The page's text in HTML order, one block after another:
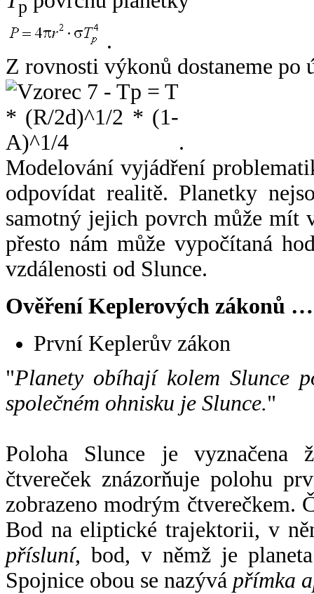
p
.
Z rovnosti výkonů dostaneme po
.
Modelování vyjádření
odpovídat realitě. Planetky
samotný jejich povrch může mít
přesto nám může vypočítaná
vzdálenosti od Slunce.
Ověření Keplerových zákonů …
První Keplerův zákon
"Planety obíhají kolem Slunce
společném ohnisku je Slunce."
Poloha Slunce je vyznačena
čtvereček znázorňuje polohu
zobrazeno modrým čtverečkem.
Bod na eliptické trajektorii, v
přísluní, bod, v němž je
Spojnice obou se nazývá přímka